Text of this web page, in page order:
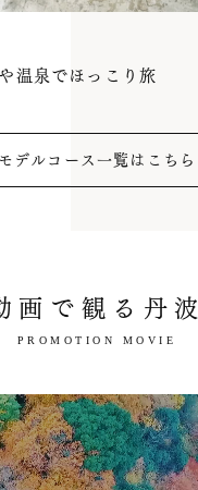
温泉でほっこり旅
モデルコース一覧はこちら
画で観る丹波
PROMOTION MOVIE